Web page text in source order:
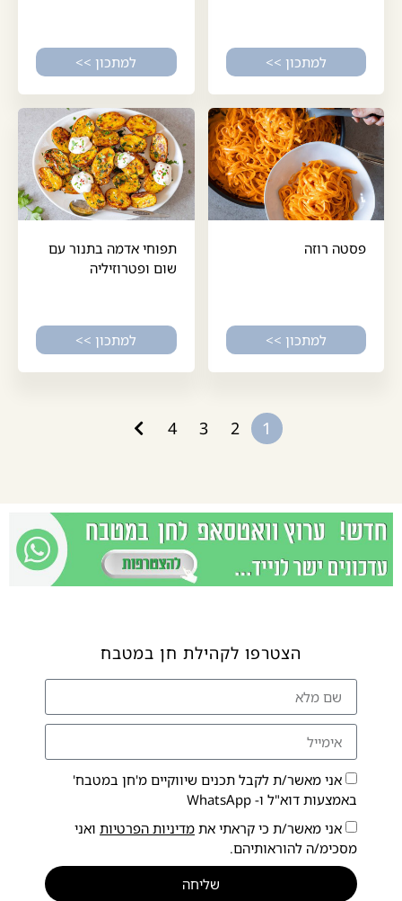
למתכון >> למתכון >>
פסטה רוזה
למתכון >>
תפוחי אדמה בתנור עם
שום ופטרוזיליה
למתכון >>
1
2
3
4
הצטרפו לקהילת חן במטבח
אני מאשר/ת לקבל תכנים שיווקיים מ'חן במטבח'
באמצעות דוא"ל ו- WhatsApp
אני מאשר/ת כי קראתי את מדיניות הפרטיות ואני
מסכימ/ה להוראותיהם.
שליחה